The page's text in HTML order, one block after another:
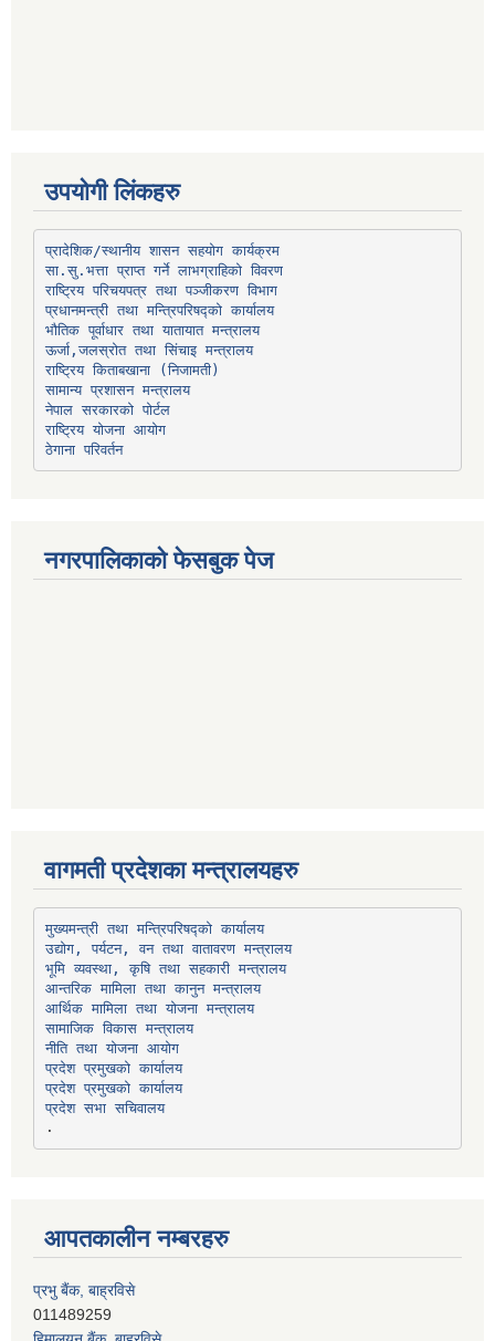
उपयोगी लिंकहरु
प्रादेशिक/स्थानीय शासन सहयोग कार्यक्रम
सा.सु.भत्ता प्राप्त गर्ने लाभग्राहिको विवरण
राष्ट्रिय परिचयपत्र तथा पञ्‍जीकरण विभाग
प्रधानमन्त्री तथा मन्त्रिपरिषद्को कार्यालय
भौतिक पूर्वाधार तथा यातायात मन्त्रालय
ऊर्जा,जलस्रोत तथा सिंचाइ मन्त्रालय
सामान्य प्रशासन मन्त्रालय
नेपाल सरकारको पोर्टल
राष्ट्रिय योजना आयोग
ठेगाना परिवर्तन
नगरपालिकाको फेसबुक पेज
वागमती प्रदेशका मन्त्रालयहरु
मुख्यमन्त्री तथा मन्त्रिपरिषद्को कार्यालय
उद्योग, पर्यटन, वन तथा वातावरण मन्त्रालय
भूमि व्यवस्था, कृषि तथा सहकारी मन्त्रालय
आन्तरिक मामिला तथा कानुन मन्त्रालय
आर्थिक मामिला तथा योजना मन्त्रालय
सामाजिक विकास मन्त्रालय
नीति तथा योजना आयोग
प्रदेश प्रमुखको कार्यालय
प्रदेश प्रमुखको कार्यालय
प्रदेश सभा सचिवालय
आपतकालीन नम्बरहरु
प्रभु बैंक, बाह्रविसे
011489259
हिमालयन बैंक, बाह्रविसे